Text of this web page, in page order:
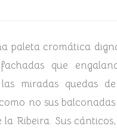
paleta cromática
que
miradas quedas
no sus
Ribeira. Sus